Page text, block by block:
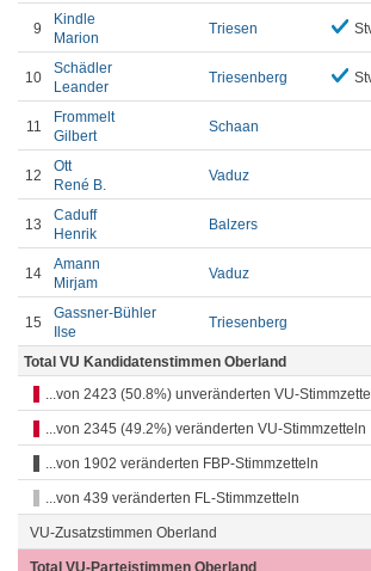
9
Kindle
Marion
Triesen
10
Schädler
Leander
Triesenberg
11
Frommelt
Gilbert
Schaan
12
Ott
René B.
Vaduz
13
Caduff
Henrik
Balzers
14
Amann
Mirjam
Vaduz
15
Gassner-Bühler
Ilse
Triesenberg
Total VU Kandidatenstimmen Oberland
...von 2423 (50.8%) unveränderten VU-
...von 2345 (49.2%) veränderten VU-Stimmzetteln
...von 1902 veränderten FBP-Stimmzetteln
...von 439 veränderten FL-Stimmzetteln
VU-Zusatzstimmen Oberland